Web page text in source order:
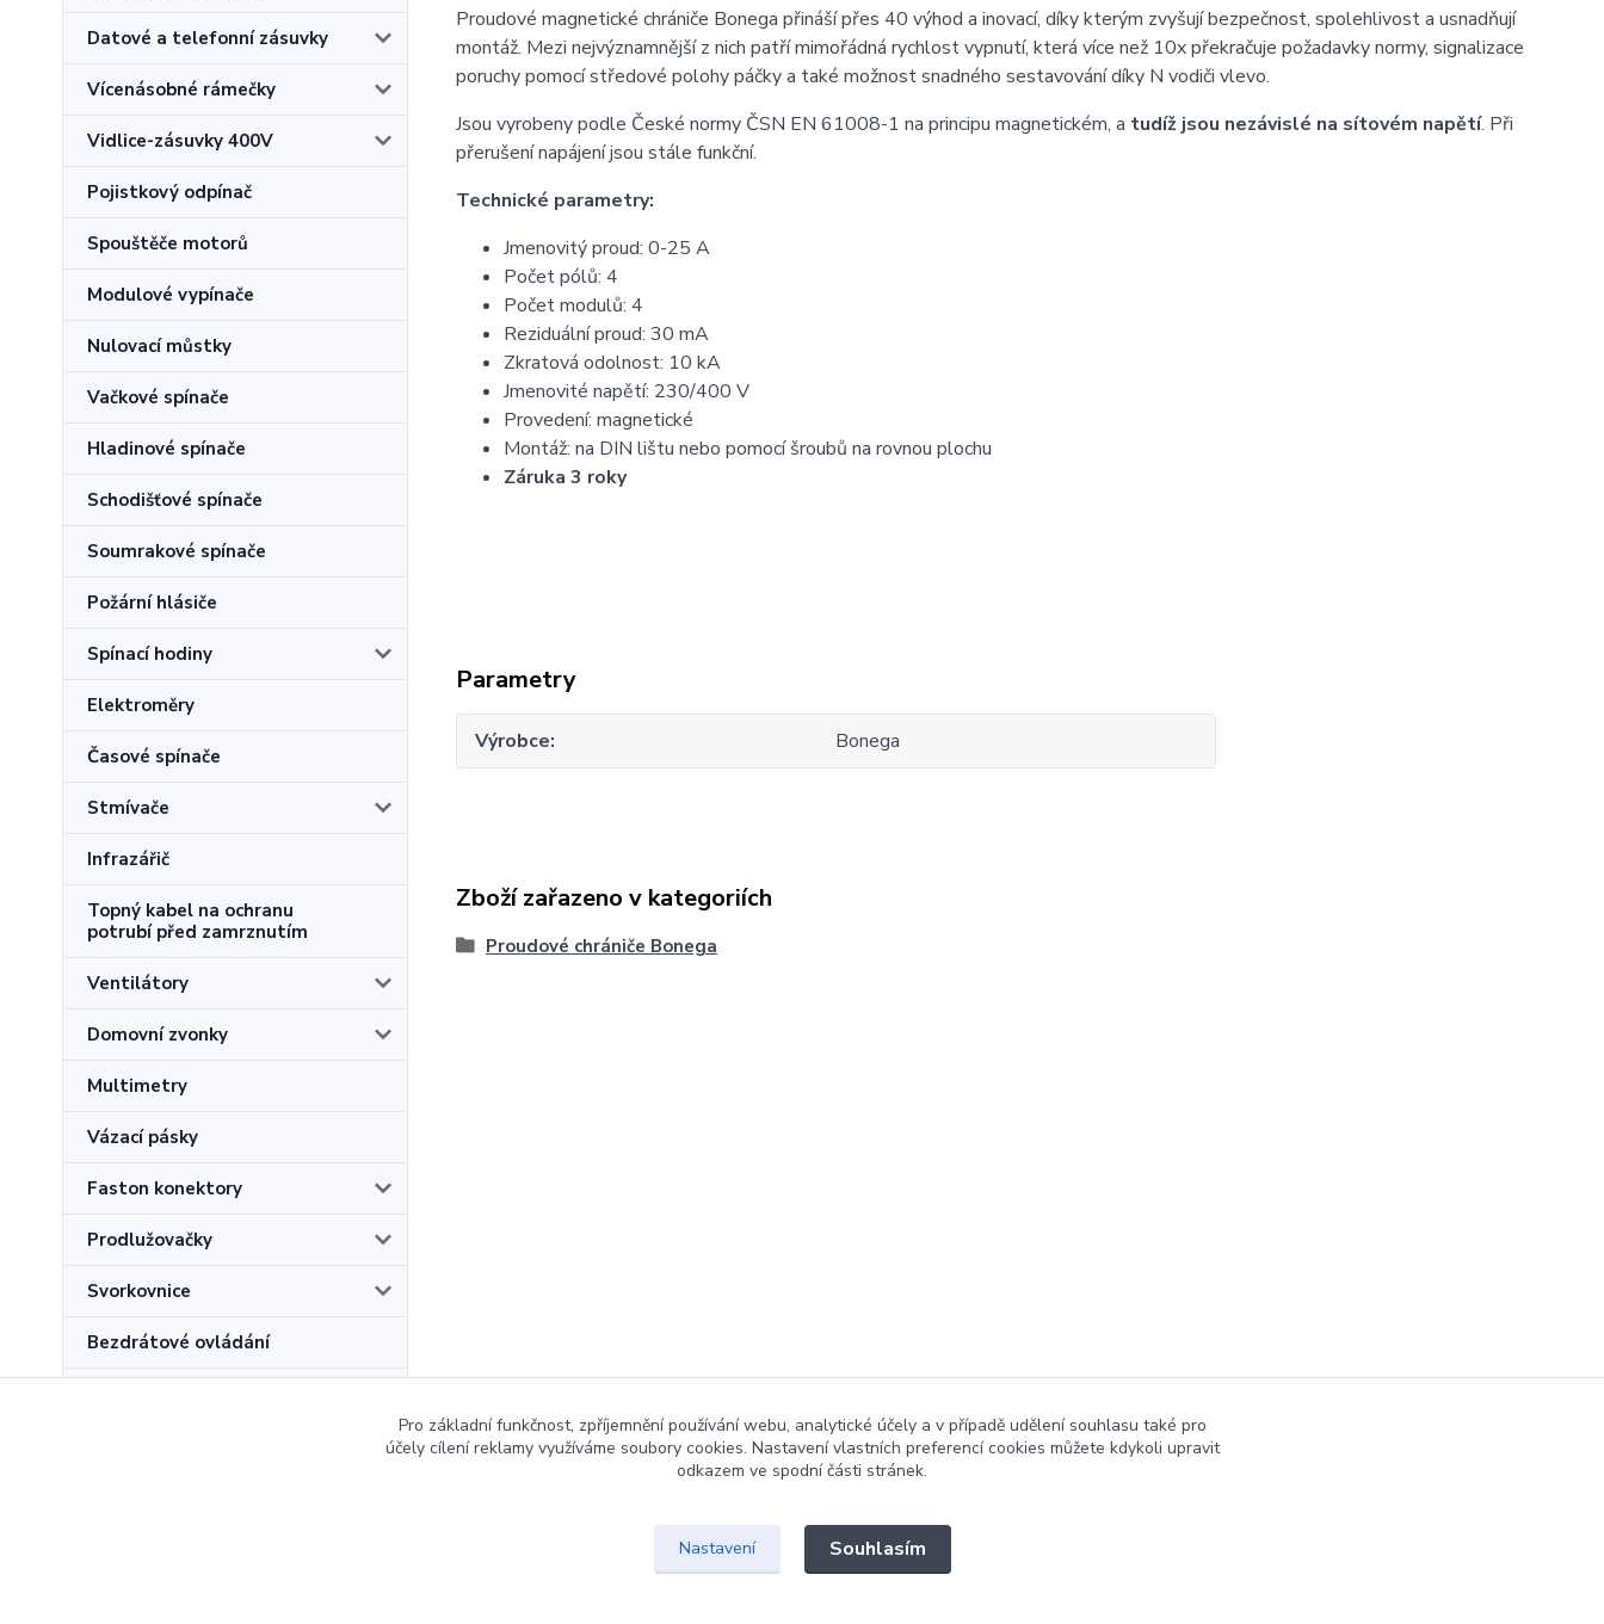
Datové a telefonní zásuvky
Vícenásobné rámečky
Vidlice-zásuvky 400V
Pojistkový odpínač
Spouštěče motorů
Modulové vypínače
Nulovací můstky
Vačkové spínače
Hladinové spínače
Schodišťové spínače
Soumrakové spínače
Požární hlásiče
Spínací hodiny
Elektroměry
Časové spínače
Stmívače
Infrazářič
Topný kabel na ochranu
potrubí před zamrznutím
Ventilátory
Domovní zvonky
Multimetry
Vázací pásky
Faston konektory
Prodlužovačky
Svorkovnice
Bezdrátové ovládání
Proudové magnetické chrániče Bonega přináší přes 40 výhod a inovací, díky kterým zvyšují bezpečnost, spolehlivost a usnadňují
montáž. Mezi nejvýznamnější z nich patří mimořádná rychlost vypnutí, která více než 10x překračuje požadavky normy, signalizace
poruchy pomocí středové polohy páčky a také možnost snadného sestavování díky N vodiči vlevo.
Jsou vyrobeny podle České normy ČSN EN 61008-1 na principu magnetickém, a tudíž jsou nezávislé na sítovém napětí. Při
přerušení napájení jsou stále funkční.
Technické parametry:
Jmenovitý proud: 0-25 A
Počet pólů: 4
Počet modulů: 4
Reziduální proud: 30 mA
Zkratová odolnost: 10 kA
Jmenovité napětí: 230/400 V
Provedení: magnetické
Montáž: na DIN lištu nebo pomocí šroubů na rovnou plochu
Záruka 3 roky
Parametry
Výrobce Bonega
Zboží zařazeno v kategoriích
Proudové chrániče Bonega
Pro základní funkčnost, zpříjemnění používání webu, analytické účely a v případě udělení souhlasu také pro
účely cílení reklamy využíváme soubory cookies. Nastavení vlastních preferencí cookies můžete kdykoli upravit
odkazem ve spodní části stránek.
Nastavení Souhlasím